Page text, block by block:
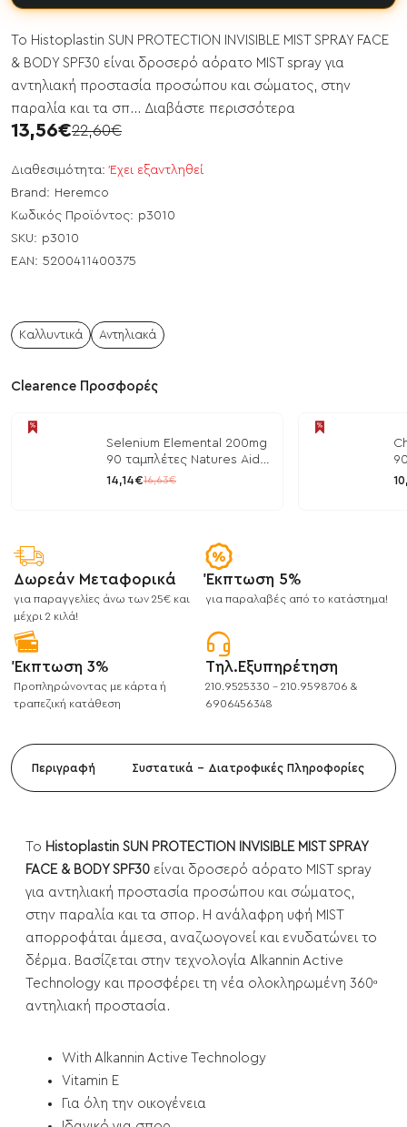
Διαθεσιμότητα: Έχει εξαντληθεί
Brand: Heremco
Κωδικός Προϊόντος: p3010
SKU: p3010
EAN: 5200411400375
13,56€22,60€
To Histoplastin SUN PROTECTION INVISIBLE MIST SPRAY FACE
& BODY SPF30 είναι δροσερό αόρατο MIST spray για
αντηλιακή προστασία προσώπου και σώματος, στην
παραλία και τα σπ... Διαβάστε περισσότερα
Καλλυντικά Αντηλιακά
Clearence Προσφορές
Selenium Elemental 200mg
90 ταμπλέτες Natures Aid
/ Μέταλλα
14,14€16,63€
/
Δωρεάν Μεταφορικά
για παραγγελίες άνω των 25€ και
μέχρι 2 κιλά!
Έκπτωση 5%
για παραλαβές από το κατάστημα!
Έκπτωση 3%
Προπληρώνοντας με κάρτα ή
τραπεζική κατάθεση
Τηλ.Εξυπηρέτηση
210.9525330 - 210.9598706 &
6906456348
Περιγραφή Συστατικά - Διατροφικές Πληροφορίες
To Histoplastin SUN PROTECTION INVISIBLE MIST SPRAY
FACE & BODY SPF30 είναι δροσερό αόρατο MIST spray
για αντηλιακή προστασία προσώπου και σώματος,
στην παραλία και τα σπορ. Η ανάλαφρη υφή MIST
απορροφάται άμεσα, αναζωογονεί και ενυδατώνει το
δέρμα. Βασίζεται στην τεχνολογία Alkannin Active
Technology και προσφέρει τη νέα ολοκληρωμένη 360ᵒ
αντηλιακή προστασία.
With Alkannin Active Technology
Vitamin E
Για όλη την οικογένεια